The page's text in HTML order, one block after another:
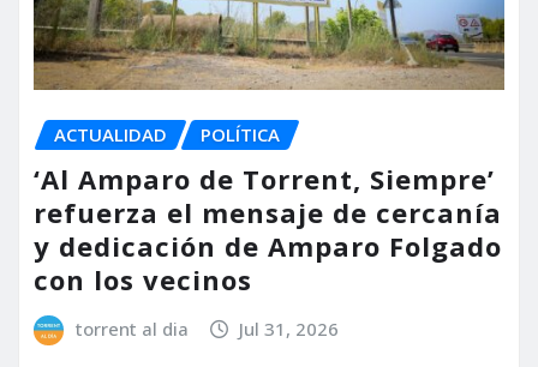
ACTUALIDAD POLÍTICA
‘Al Amparo de Torrent, Siempre’
refuerza el mensaje de cercanía
y dedicación de Amparo Folgado
con los vecinos
torrent al dia Jul 31, 2026